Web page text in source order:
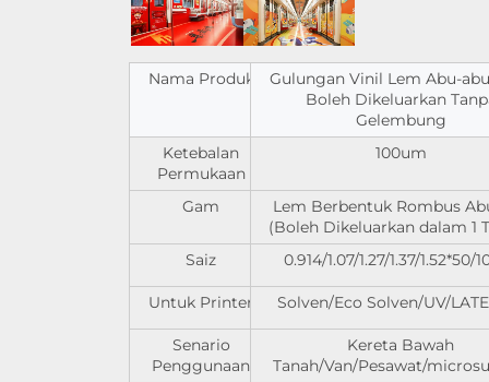
Nama Produk
Gulungan Vinil Lem Abu-
Boleh Dikeluarkan
Gelembung
Ketebalan
Permukaan
100um
Gam
Lem Berbentuk Rombus
(Boleh Dikeluarkan dalam 1
Saiz
0.914/1.07/1.27/1.37/1.52*50/
Untuk Printer Solven/Eco Solven/UV/
Senario
Penggunaan
Kereta Bawah
Tanah/Van/Pesawat/